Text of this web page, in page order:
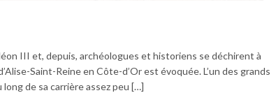
III et, depuis, archéologues et historiens se déchirent à
Saint-Reine en Côte-d’Or est évoquée. L’un des grands
de sa carrière assez peu […]